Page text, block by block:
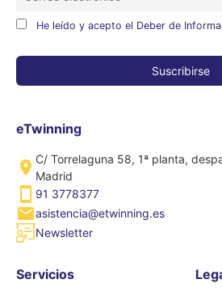
He leído y acepto el Deber de
eTwinning
C/ Torrelaguna 58, 1ª planta,
Madrid
91 3778377
asistencia@etwinning.es
Newsletter
Servicios